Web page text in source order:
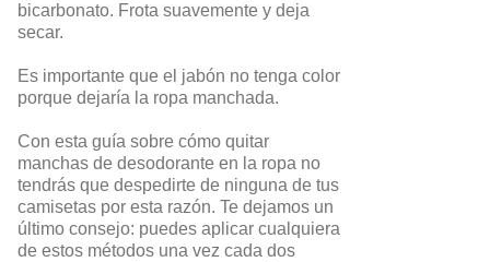
bicarbonato. Frota suavemente y deja
secar.
Es importante que el jabón no tenga color
porque dejaría la ropa manchada.
Con esta guía sobre cómo quitar
manchas de desodorante en la ropa no
tendrás que despedirte de ninguna de tus
camisetas por esta razón. Te dejamos un
último consejo: puedes aplicar cualquiera
de estos métodos una vez cada dos